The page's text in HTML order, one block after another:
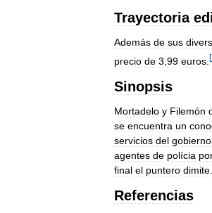
Trayectoria
Además de sus
precio de 3 99 euros [
Sinopsis
Mortadelo y Filemón
se encuentra un
servicios del gobierno
agentes de polícia
final el puntero dimite
Referencias